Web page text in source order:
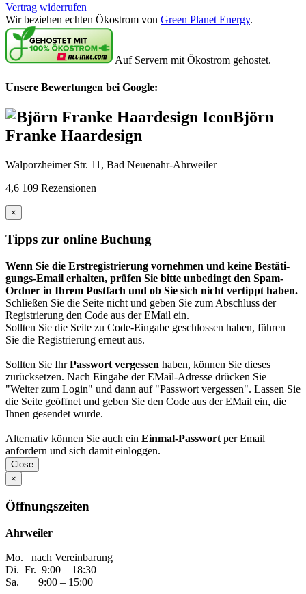
Vertrag widerrufen
Wir beziehen echten Ökostrom von Green Planet Energy.
Auf Servern mit Ökostrom gehostet.
Unsere Bewertungen bei Google:
Björn
Franke Haardesign
Walporzheimer Str. 11, Bad Neuenahr-Ahrweiler
4,6 109 Rezensionen
×
Tipps zur online Buchung
Wenn Sie die Erst­regis­trierung vor­nehmen und keine Bestäti­
gungs-Email erhalten, prüfen Sie bitte unbedingt den Spam-
Ordner in Ihrem Post­fach und ob Sie sich nicht vertippt haben.
Schließen Sie die Seite nicht und geben Sie zum Abschluss der
Registrierung den Code aus der EMail ein.
Sollten Sie die Seite zu Code-Eingabe geschlossen haben, führen
Sie die Registrierung erneut aus.
Sollten Sie IhrPasswort vergessen haben, können Sie dieses
zurück­setzen. Nach Eingabe der EMail-Adresse drücken Sie
"Weiter zum Login" und dann auf "Passwort vergessen". Lassen Sie
die Seite geöffnet und geben Sie den Code aus der EMail ein, die
Ihnen gesendet wurde.
Alternativ können Sie auch ein Einmal-Passwort per Email
anfordern und sich damit einloggen.
Close
×
Öffnungszeiten
Ahrweiler
Mo. nach Vereinbarung
Di.–Fr. 9:00 – 18:30
Sa. 9:00 – 15:00